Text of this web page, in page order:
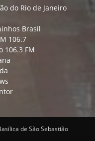
do Rio de Janeiro
Brasil
106.7
106.3 FM
de São Sebastião